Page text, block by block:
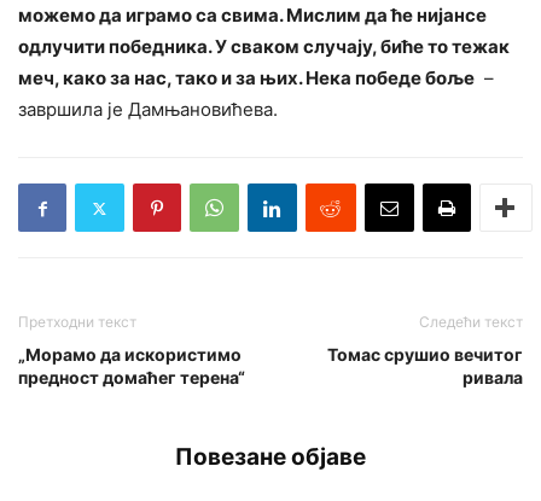
можемо да играмо са свима. Мислим да ће нијансе
одлучити победника. У сваком случају, биће то тежак
меч, како за нас, тако и за њих. Нека победе боље –
завршила је Дамњановићева.
Претходни текст
„Морамо да искористимо
предност домаћег терена“
Следећи текст
Томас срушио вечитог
ривала
Повезане објаве